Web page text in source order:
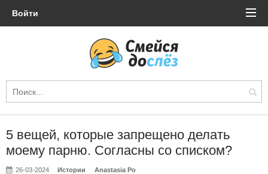
Войти
5 вещей, которые запрещено делать
моему парню. Согласны со списком?
26-03-2024 Истории Anastasia Po